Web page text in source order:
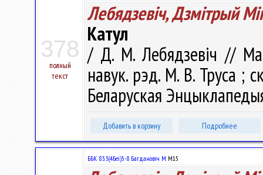
378
полный
текст
Лебядзевіч, Дзмітрый
Катул
/ Д. М. Лебядзевіч //
навук. рэд. М. В. Труса ;
Беларуская
Добавить в корзину Подробнее
ББК 83.3(4Беі)5-8 Багдановіч М.М15